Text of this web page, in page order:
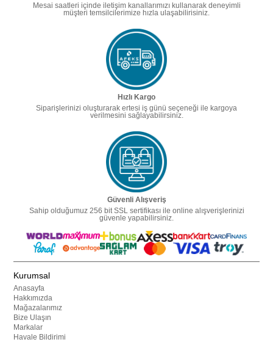
Mesai saatleri içinde iletişim kanallarımızı kullanarak deneyimli
müşteri temsilcilerimize hızla ulaşabilirisiniz.
Hızlı Kargo
Siparişlerinizi oluşturarak ertesi iş günü seçeneği ile kargoya
verilmesini sağlayabilirsiniz.
Güvenli Alışveriş
Sahip olduğumuz 256 bit SSL sertifikası ile online alışverişlerinizi
güvenle yapabilirsiniz.
Kurumsal
Anasayfa
Hakkımızda
Mağazalarımız
Bize Ulaşın
Markalar
Havale Bildirimi